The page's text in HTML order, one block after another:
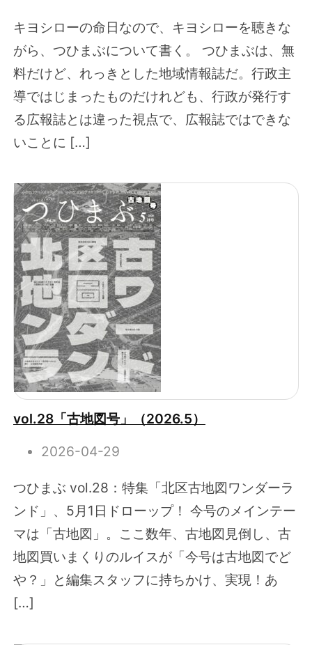
キヨシローの命日なので、キヨシローを聴きな
がら、つひまぶについて書く。 つひまぶは、無
料だけど、れっきとした地域情報誌だ。行政主
導ではじまったものだけれども、行政が発行す
る広報誌とは違った視点で、広報誌ではできな
いことに […]
vol.28「古地図号」（2026.5）
2026-04-29
つひまぶ vol.28：特集「北区古地図ワンダーラ
ンド」、5月1日ドローップ！ 今号のメインテー
マは「古地図」。ここ数年、古地図見倒し、古
地図買いまくりのルイスが「今号は古地図でど
や？」と編集スタッフに持ちかけ、実現！あ
[…]